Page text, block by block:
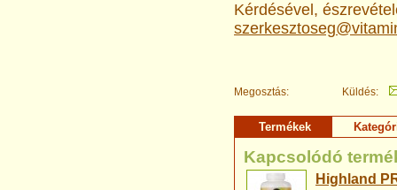
Kérdésével,
Megosztás: Küldés:
Termékek
Kapcsolódó
Highland